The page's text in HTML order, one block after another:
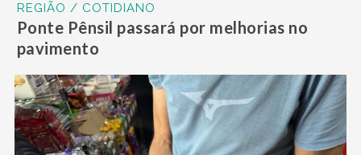
REGIÃO / COTIDIANO
Ponte Pênsil passará por melhorias no
pavimento